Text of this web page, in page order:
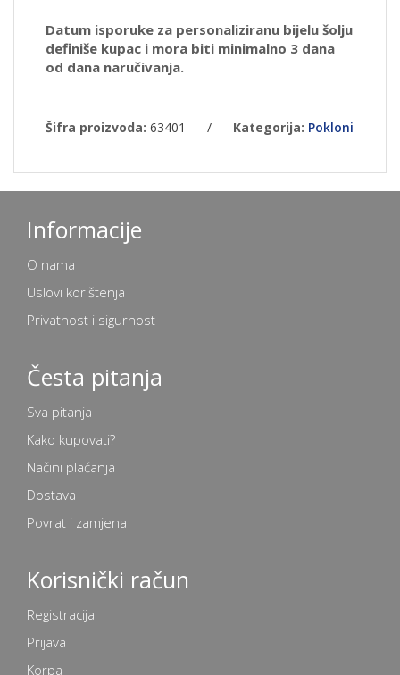
Datum isporuke za personaliziranu bijelu šolju
definiše kupac i mora biti minimalno 3 dana
od dana naručivanja.
Šifra proizvoda: 63401 / Kategorija: Pokloni
Informacije
O nama
Uslovi korištenja
Privatnost i sigurnost
Česta pitanja
Sva pitanja
Kako kupovati?
Načini plaćanja
Dostava
Povrat i zamjena
Korisnički račun
Registracija
Prijava
Korpa